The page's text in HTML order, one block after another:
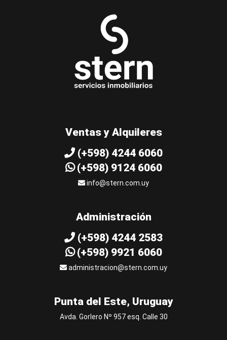
Ventas y Alquileres
(+598) 4244 6060
(+598) 9124 6060
info@stern.com.uy
Administración
(+598) 4244 2583
(+598) 9921 6060
administracion@stern.com.uy
Punta del Este, Uruguay
Avda. Gorlero Nº 957 esq. Calle 30